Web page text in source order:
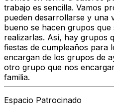
trabajo es sencilla. Vamos
pueden desarrollarse y una
bueno se hacen grupos
realizarlas. Así, hay grupos
fiestas de cumpleaños para
encargan de los grupos de
otro grupo que nos
familia.
Espacio Patrocinado